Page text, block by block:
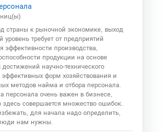
страны к рыночной экономике, выход
уровень требует от предприятий
эффективности производства,
продукции на основе
научно-технического
эффективных форм хозяйствования и
методов найма и отбора персонала.
персонала очень важен в бизнесе,
здесь совершается множество ошибок.
для начала надо определить,
нам нужны.